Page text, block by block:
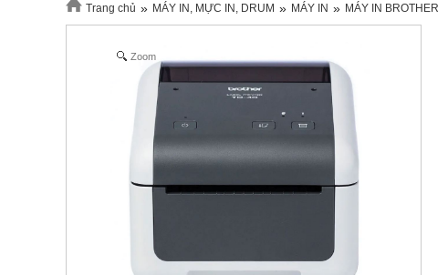
Trang chủ » MÁY IN, MỰC IN, DRUM » MÁY IN » MÁY IN BROTHER
Zoom